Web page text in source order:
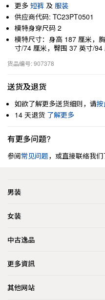
更多 短裤 及 服装
供应商代码: TC23PT0501
模特身穿尺码 2
模特尺寸：身高 187 厘米，
寸/74 厘米，臀围 37 英寸/94
货品编号: 907378
送货及退货
如欲了解更多送货细则，请
14 天退货 了解更多
有更多问题?
参阅常见问题，或直接联络我们
男装
女装
中古逸品
更多資訊
其他网站